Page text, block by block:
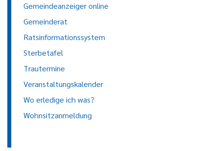
Gemeindeanzeiger online
Gemeinderat
Ratsinformationssystem
Sterbetafel
Trautermine
Veranstaltungskalender
Wo erledige ich was?
Wohnsitzanmeldung